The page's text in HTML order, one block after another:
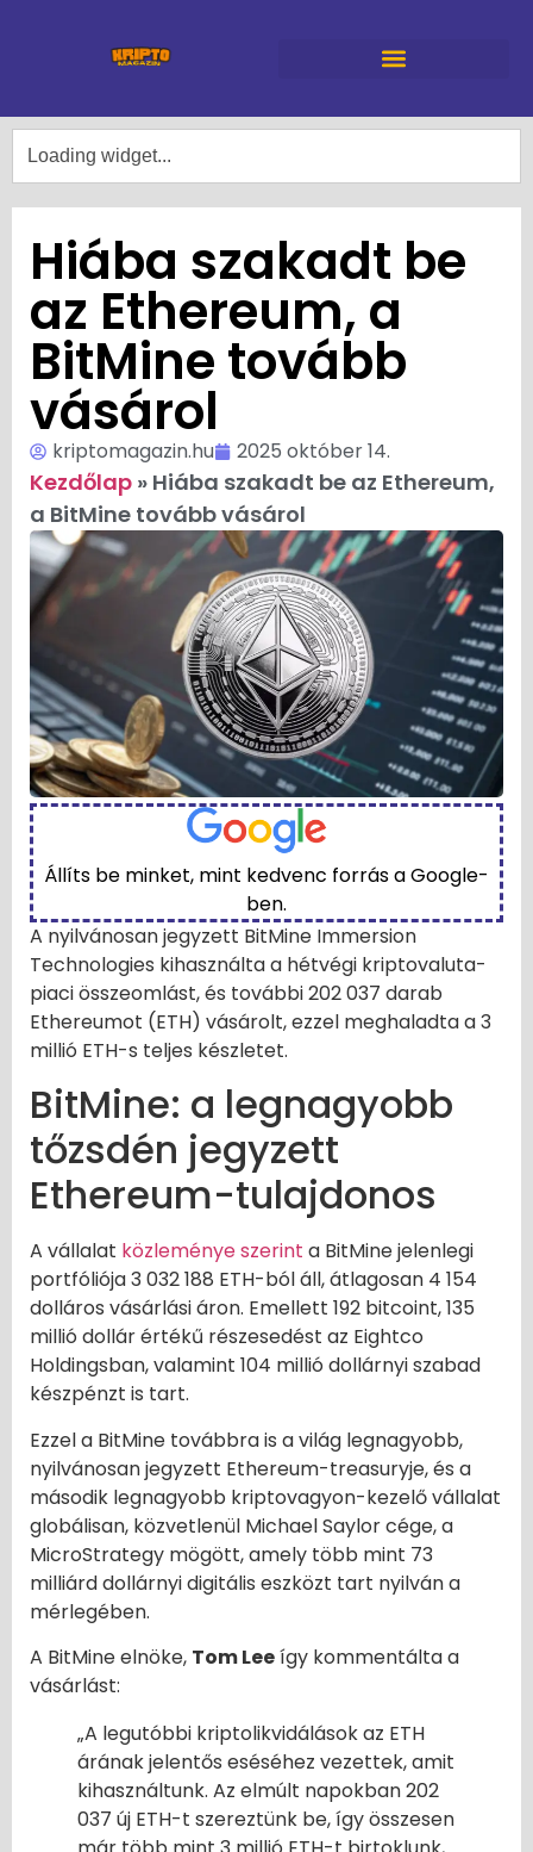
Hiába szakadt be
az Ethereum, a
BitMine tovább
vásárol
kriptomagazin.hu 2025 október 14.
Kezdőlap » Hiába szakadt be az Ethereum,
a BitMine tovább vásárol
Állíts be minket, mint kedvenc forrás a Google-
ben.
A nyilvánosan jegyzett BitMine Immersion
Technologies kihasználta a hétvégi kriptovaluta-
piaci összeomlást, és további 202 037 darab
Ethereumot (ETH) vásárolt, ezzel meghaladta a 3
millió ETH-s teljes készletet.
BitMine: a legnagyobb
tőzsdén jegyzett
Ethereum-tulajdonos
A vállalat közleménye szerint a BitMine jelenlegi
portfóliója 3 032 188 ETH-ból áll, átlagosan 4 154
dolláros vásárlási áron. Emellett 192 bitcoint, 135
millió dollár értékű részesedést az Eightco
Holdingsban, valamint 104 millió dollárnyi szabad
készpénzt is tart.
Ezzel a BitMine továbbra is a világ legnagyobb,
nyilvánosan jegyzett Ethereum-treasuryje, és a
második legnagyobb kriptovagyon-kezelő vállalat
globálisan, közvetlenül Michael Saylor cége, a
MicroStrategy mögött, amely több mint 73
milliárd dollárnyi digitális eszközt tart nyilván a
mérlegében.
A BitMine elnöke, Tom Leeígy kommentálta a
vásárlást:
„A legutóbbi kriptolikvidálások az ETH
árának jelentős eséséhez vezettek, amit
kihasználtunk. Az elmúlt napokban 202
037 új ETH-t szereztünk be, így összesen